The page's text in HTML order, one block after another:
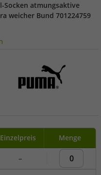
Socken atmungsaktive
weicher Bund 701224759
Einzelpreis Menge
–